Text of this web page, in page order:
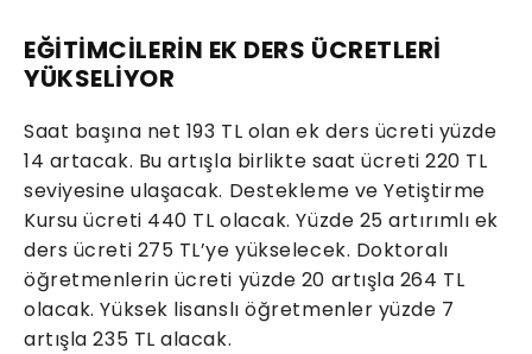
EĞİTİMCİLERİN EK DERS ÜCRETLERİ
YÜKSELİYOR
Saat başına net 193 TL olan ek ders ücreti yüzde
14 artacak. Bu artışla birlikte saat ücreti 220 TL
seviyesine ulaşacak. Destekleme ve Yetiştirme
Kursu ücreti 440 TL olacak. Yüzde 25 artırımlı ek
ders ücreti 275 TL’ye yükselecek. Doktoralı
öğretmenlerin ücreti yüzde 20 artışla 264 TL
olacak. Yüksek lisanslı öğretmenler yüzde 7
artışla 235 TL alacak.